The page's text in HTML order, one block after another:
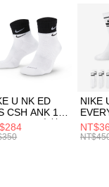
．安心：先確認商品／服務後
「AFTEE先享後付」結帳流程
．於結帳方式選擇「AFTEE
結帳頁面，進行簡訊認證
．訂單成立數日內，您將收到
．收到繳費通知簡訊後14天
／網路銀行／等多元方
注意：結帳手續完成當下
買商品的店家。未經商家
後付繳納相關費用。
NT$100，滿NT$1,500(
NT$100，滿NT$1,500(
後門市自取
NT$100，滿NT$1,500(
U NK ED
CSH ANK 1P
DBL 男 中統
NIKE
男女